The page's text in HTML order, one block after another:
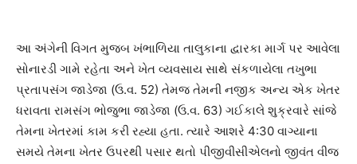
આ અંગેની વિગત મુજબ ખંભાળિયા તાલુકાના દ્વારકા માર્ગ પર આવેલા
સોનારડી ગામે રહેતા અને ખેત વ્યવસાય સાથે સંકળાયેલા તખુભા
પ્રતાપસંગ જાડેજા (ઉ.વ. 52) તેમજ તેમની નજીક અન્ય એક ખેતર
ધરાવતા રામસંગ ભોજુભા જાડેજા (ઉ.વ. 63) ગઈકાલે શુક્રવારે સાંજે
તેમના ખેતરમાં કામ કરી રહ્યા હતા. ત્યારે આશરે 4:30 વાગ્યાના
સમયે તેમના ખેતર ઉપરથી પસાર થતો પીજીવીસીએલનો જીવંત વીજ